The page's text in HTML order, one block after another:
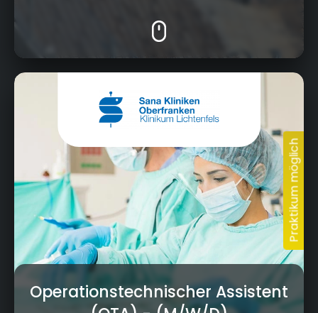
Prof.-Arneth-Straße 2b, 96215 Lichtenfels
Operationstechnischer Assistent